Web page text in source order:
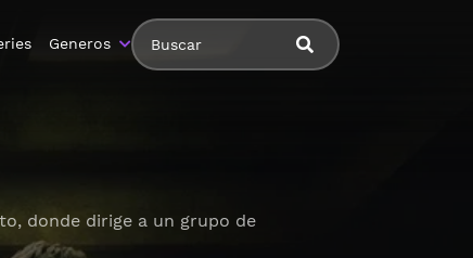
Generos
donde dirige a un grupo de